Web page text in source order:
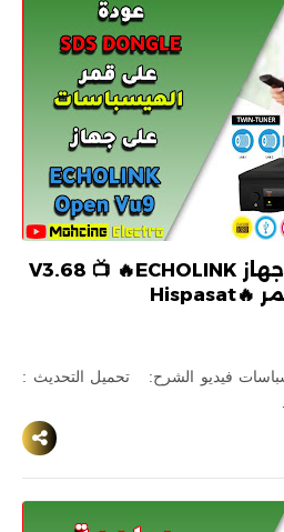
📡عودة الدنغل على جهاز V3.68 📺 🔥ECHOLINK
فيديو الشرح: تحميل التحديث :